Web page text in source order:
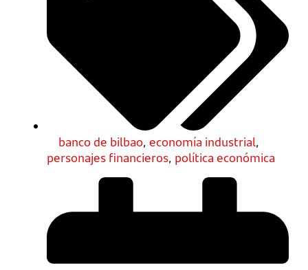
banco de bilbao, economía industrial,
personajes financieros, política económica